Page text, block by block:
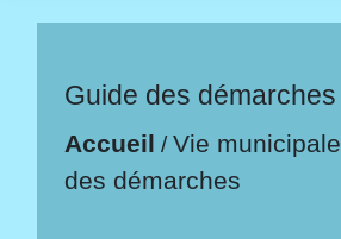
Guide des démarches
Accueil /Vie municipale
des démarches